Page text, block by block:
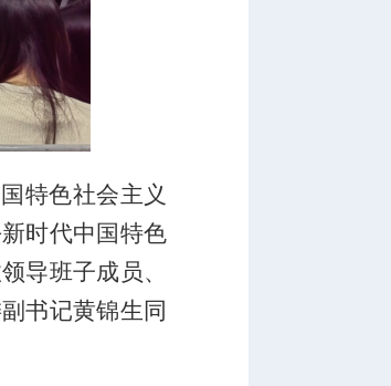
特色社会主义
时代中国特色
导班子成员、
书记黄锦生同